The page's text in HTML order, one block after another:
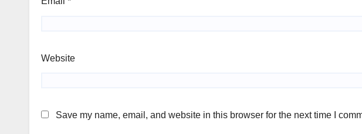
Website
Save my name, email, and website in this browser for the next time I